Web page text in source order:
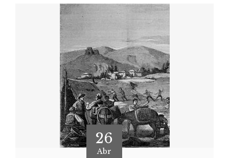
26
Abr